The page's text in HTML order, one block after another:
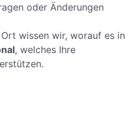
oder Änderungen
wissen wir, worauf es in
, welches Ihre